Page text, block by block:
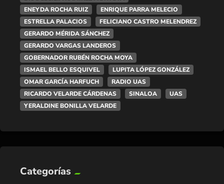
ENEYDA ROCHA RUIZ
ENRIQUE PARRA MELECIO
ESTRELLA PALACIOS
FELICIANO CASTRO MELENDREZ
GERARDO MÉRIDA SÁNCHEZ
GERARDO VARGAS LANDEROS
GOBERNADOR RUBÉN ROCHA MOYA
ISMAEL BELLO ESQUIVEL
LUPITA LÓPEZ GONZÁLEZ
OMAR GARCÍA HARFUCH
RADIO UAS
RICARDO VELARDE CÁRDENAS
SINALOA
UAS
YERALDINE BONILLA VELARDE
Categorías